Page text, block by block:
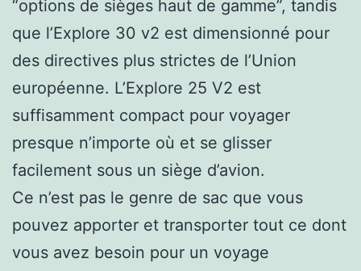
“options de sièges haut de gamme”, tandis
que l’Explore 30 v2 est dimensionné pour
des directives plus strictes de l’Union
européenne. L’Explore 25 V2 est
suffisamment compact pour voyager
presque n’importe où et se glisser
facilement sous un siège d’avion.
Ce n’est pas le genre de sac que vous
pouvez apporter et transporter tout ce dont
vous avez besoin pour un voyage